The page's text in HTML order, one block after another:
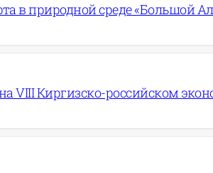
в природной среде «Большой
VIII Киргизско-российском